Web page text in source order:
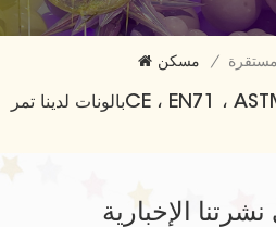
مسكن /
بالونات لدينا تمر
الإخبارية